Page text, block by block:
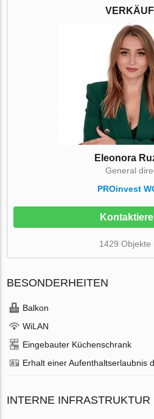
Eleonora
General
PROinvest
1429 Objekte
BESONDERHEITEN
Balkon
WiLAN
Eingebauter Küchenschrank
Erhalt einer Aufenthaltserlaubnis
INTERNE INFRASTRUKTUR